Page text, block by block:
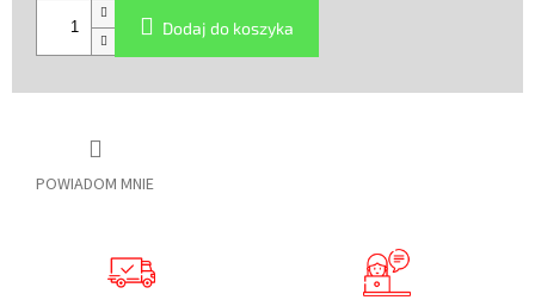
POWIADOM MNIE
jednostkowa:
Dodaj do koszyka